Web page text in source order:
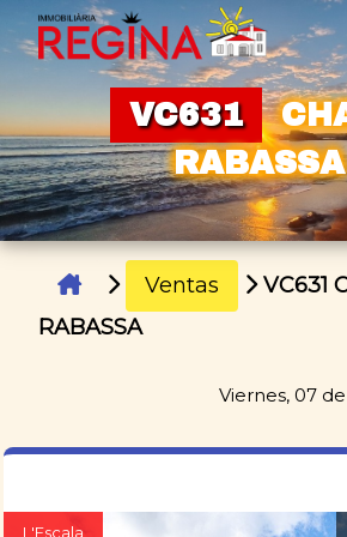
VC631
RABASSA
Ventas
VC631
RABASSA
Viernes, 07
L'Escala